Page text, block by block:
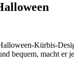
Kürbis-
bequem, macht er